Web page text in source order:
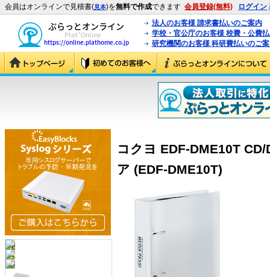
会員はオンラインで見積書(見本)を無料で作成できます 会員登録(無料) ログイン
法人のお客様 請求書払いのご案内
学校・官公庁のお客様 校費・公費
研究機関のお客様 科研費払いのご
コクヨ EDF-DME10T
ア (EDF-DME10T)